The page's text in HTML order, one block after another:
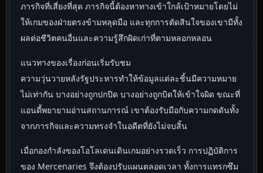
ภารกิจที่เสี่ยงที่สุด ภารกิจนี้ต้องหาทางเข้าใกล้เป้าหมายโดยไม่
ให้เกมของฝ่ายตรงข้ามหลุดมือ และทุกการตัดสินใจของเขามีทั้ง
ผลต่อชีวิตคนอื่นและความรู้สึกผิดเก่าที่ตามหลอกหลอน
แนวทางของเรื่องก่อนเริ่มรับชม
ความวุ่นวายหลังรัฐประหารทำให้ข้อมูลแต่ละชิ้นมีความหมาย
ไม่เท่ากัน บางอย่างถูกปกปิด บางอย่างถูกบิดให้เข้าใจผิด ขณะที่
แอนดี้พยายามอ่านสถานการณ์ เขาต้องรับมือกับความกดดันทั้ง
จากภารกิจและความทรงจำในอดีตที่ยังไม่จบสิ้น
เมื่อกองกำลังของโอโลเดนเดินเกมอย่างรวดเร็ว การปฏิบัติการ
ของ Mercenaries จึงต้องปรับแผนตลอดเวลา ทั้งการแทรกซึม